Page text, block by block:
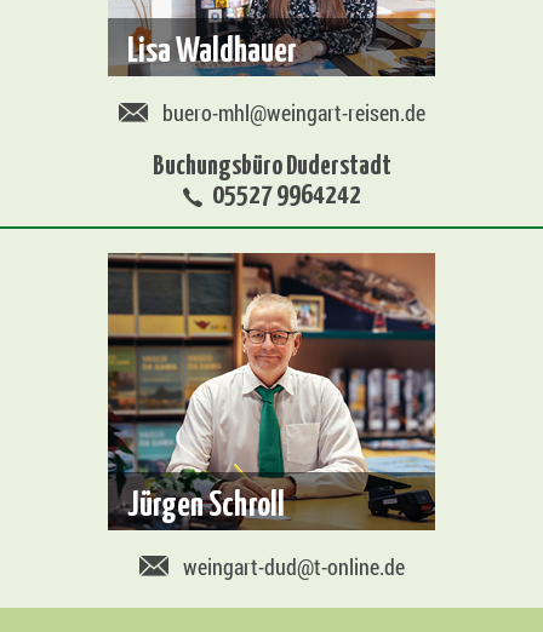
Lisa Waldhauer
buero-mhl@weingart-reisen.de
Buchungsbüro Duderstadt
05527 9964242
Jürgen Schroll
weingart-dud@t-online.de